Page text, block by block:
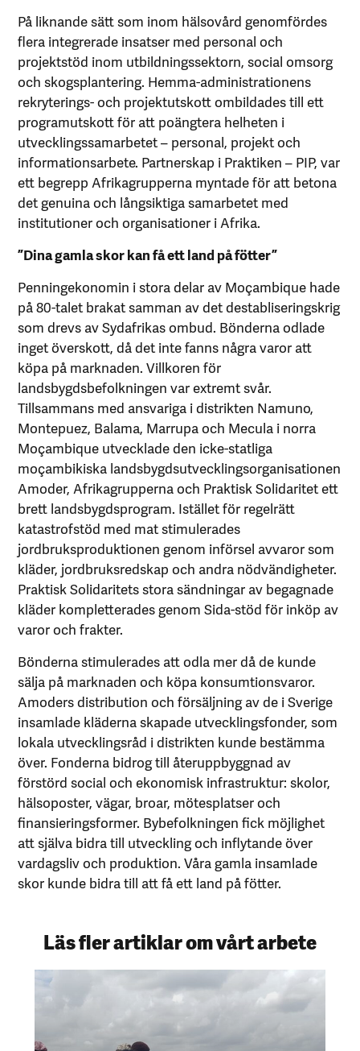
På liknande sätt som inom hälsovård genomfördes
flera integrerade insatser med personal och
projektstöd inom utbildningssektorn, social omsorg
och skogsplantering. Hemma-administrationens
rekryterings- och projektutskott ombildades till ett
programutskott för att poängtera helheten i
utvecklingssamarbetet – personal, projekt och
informationsarbete. Partnerskap i Praktiken – PIP, var
ett begrepp Afrikagrupperna myntade för att betona
det genuina och långsiktiga samarbetet med
institutioner och organisationer i Afrika.
”Dina gamla skor kan få ett land på fötter”
Penningekonomin i stora delar av Moçambique hade
på 80-talet brakat samman av det destabliseringskrig
som drevs av Sydafrikas ombud. Bönderna odlade
inget överskott, då det inte fanns några varor att
köpa på marknaden. Villkoren för
landsbygdsbefolkningen var extremt svår.
Tillsammans med ansvariga i distrikten Namuno,
Montepuez, Balama, Marrupa och Mecula i norra
Moçambique utvecklade den icke-statliga
moçambikiska landsbygdsutvecklingsorganisationen
Amoder, Afrikagrupperna och Praktisk Solidaritet ett
brett landsbygdsprogram. Istället för regelrätt
katastrofstöd med mat stimulerades
jordbruksproduktionen genom införsel avvaror som
kläder, jordbruksredskap och andra nödvändigheter.
Praktisk Solidaritets stora sändningar av begagnade
kläder kompletterades genom Sida-stöd för inköp av
varor och frakter.
Bönderna stimulerades att odla mer då de kunde
sälja på marknaden och köpa konsumtionsvaror.
Amoders distribution och försäljning av de i Sverige
insamlade kläderna skapade utvecklingsfonder, som
lokala utvecklingsråd i distrikten kunde bestämma
över. Fonderna bidrog till återuppbyggnad av
förstörd social och ekonomisk infrastruktur: skolor,
hälsoposter, vägar, broar, mötesplatser och
finansieringsformer. Bybefolkningen fick möjlighet
att själva bidra till utveckling och inflytande över
vardagsliv och produktion. Våra gamla insamlade
skor kunde bidra till att få ett land på fötter.
Läs fler artiklar om vårt arbete